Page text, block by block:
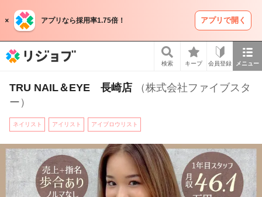
アプリなら採用率1.75倍！ アプリで開く
検索 キープ 会員登録 メニュー
TRU NAIL＆EYE 長崎店
（株式会社ファイブスタ
ー）
ネイリスト アイリスト アイブロウリスト